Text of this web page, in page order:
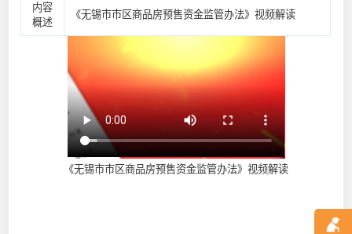
内容
概述
《无锡市市区商品房预售资金监管办法》视频解读
《无锡市市区商品房预售资金监管办法》视频解读